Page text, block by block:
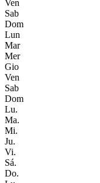
Ven
Sab
Dom
Lun
Mar
Mer
Gio
Ven
Sab
Dom
Lu.
Ma.
Mi.
Ju.
Vi.
Sá.
Do.